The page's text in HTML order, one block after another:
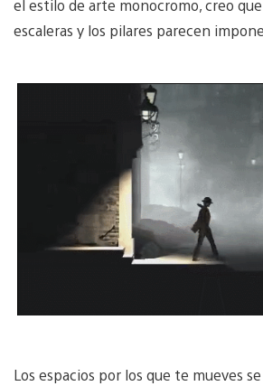
el estilo de arte monocromo, creo que
escaleras y los pilares parecen
Los espacios por los que te mueves